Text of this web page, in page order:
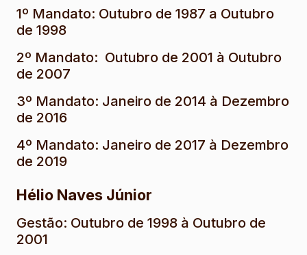
1º Mandato: Outubro de 1987 a Outubro
de 1998
2º Mandato: Outubro de 2001 à Outubro
de 2007
3º Mandato: Janeiro de 2014 à Dezembro
de 2016
4º Mandato: Janeiro de 2017 à Dezembro
de 2019
Hélio Naves Júnior
Gestão: Outubro de 1998 à Outubro de
2001